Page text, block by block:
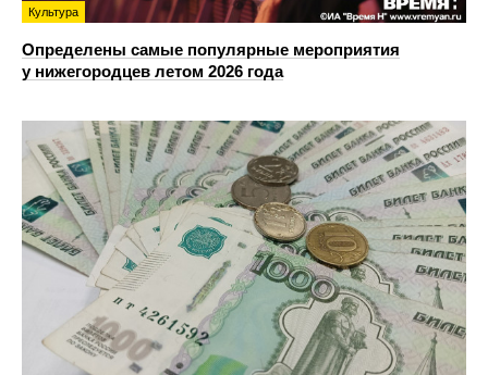
Культура
Определены самые популярные мероприятия
у нижегородцев летом 2026 года